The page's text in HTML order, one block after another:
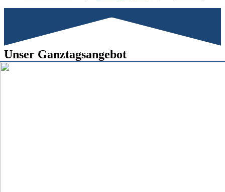
Unser Ganztagsangebot